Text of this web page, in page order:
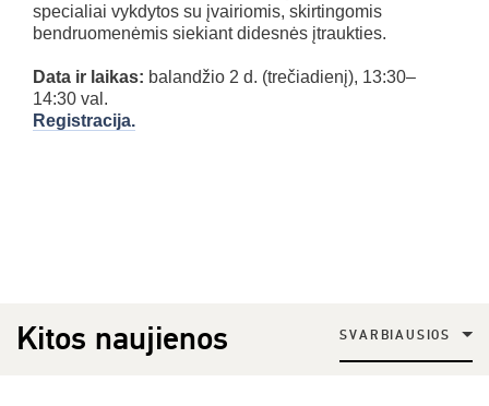
specialiai vykdytos su įvairiomis, skirtingomis
bendruomenėmis siekiant didesnės įtraukties.
Data ir laikas: balandžio 2 d. (trečiadienį), 13:30–
14:30 val.
Registracija.
Kitos naujienos SVARBIAUSIOS